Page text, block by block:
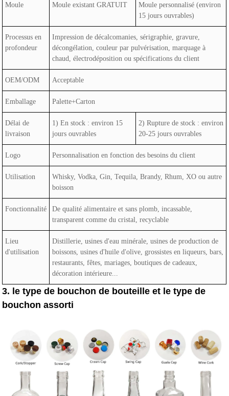
Moule Moule existant GRATUIT
Moule personnalisé (environ
15 jours ouvrables)
Processus en
profondeur
Impression de décalcomanies, sérigraphie, gravure,
décongélation, couleur par pulvérisation, marquage à
chaud, électrodéposition ou spécifications du client
OEM/ODM Acceptable
Emballage Palette+Carton
Délai de
livraison
1) En stock : environ 15
jours ouvrables
2) Rupture de stock : environ
20-25 jours ouvrables
Logo Personnalisation en fonction des besoins du client
Utilisation
Whisky, Vodka, Gin, Tequila, Brandy, Rhum, XO ou autre
boisson
Fonctionnalité
De qualité alimentaire et sans plomb, incassable,
transparent comme du cristal, recyclable
Lieu
d'utilisation
Distillerie, usines d'eau minérale, usines de production de
boissons, usines d'huile d'olive, grossistes en liqueurs, bars,
restaurants, fêtes, mariages, boutiques de cadeaux,
décoration intérieure...
3. le type de bouchon de bouteille et le type de
bouchon assorti